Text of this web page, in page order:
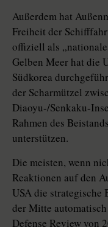
Außerdem hat
Freiheit der
offiziell als
Gelben Meer hat die
Südkorea
der Scharmützel
Diaoyu-/Senkaku-
Rahmen des
unterstützen.
Die meisten, wenn
Reaktionen auf den
USA die strategische
der Mitte
Defense Review von